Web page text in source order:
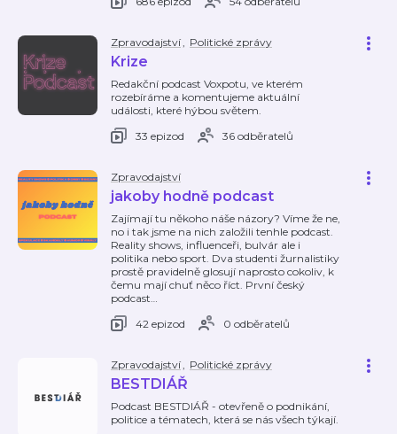
Zpravodajství, Politické zprávy
Krize
Redakční podcast Voxpotu, ve kterém
rozebíráme a komentujeme aktuální
události, které hýbou světem.
33 epizod
36 odběratelů
Zpravodajství
jakoby hodně podcast
Zajímají tu někoho náše názory? Víme že ne,
no i tak jsme na nich založili tenhle podcast.
Reality shows, influenceři, bulvár ale i
politika nebo sport. Dva studenti žurnalistiky
prostě pravidelně glosují naprosto cokoliv, k
čemu mají chuť něco říct. První český
podcast…
42 epizod
0 odběratelů
Zpravodajství, Politické zprávy
BESTDIÁŘ
Podcast BESTDIÁŘ - otevřeně o podnikání,
politice a tématech, která se nás všech týkají.